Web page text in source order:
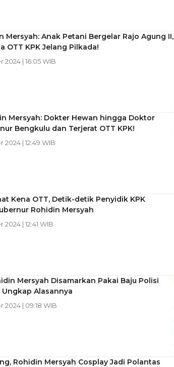
Mersyah: Anak Petani Bergelar Rajo Agung II,
OTT KPK Jelang Pilkada!
2024 | 16:05 WIB
Mersyah: Dokter Hewan hingga Doktor
Bengkulu dan Terjerat OTT KPK!
2024 | 12:49 WIB
Kena OTT, Detik-detik Penyidik KPK
Rohidin Mersyah
| 12:41 WIB
Mersyah Disamarkan Pakai Baju Polisi
Ungkap Alasannya
2024 | 09:18 WIB
Rohidin Mersyah Cosplay Jadi Polantas